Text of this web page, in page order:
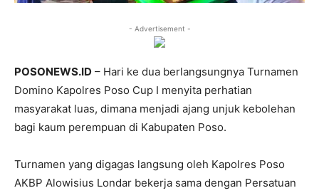
- Advertisement -
POSONEWS.ID – Hari ke dua berlangsungnya Turnamen
Domino Kapolres Poso Cup I menyita perhatian
masyarakat luas, dimana menjadi ajang unjuk kebolehan
bagi kaum perempuan di Kabupaten Poso.
Turnamen yang digagas langsung oleh Kapolres Poso
AKBP Alowisius Londar bekerja sama dengan Persatuan